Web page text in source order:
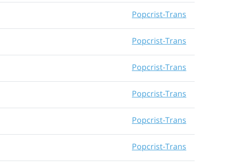
Popcrist-Trans
Popcrist-Trans
Popcrist-Trans
Popcrist-Trans
Popcrist-Trans
Popcrist-Trans